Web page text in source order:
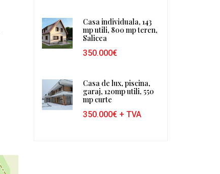
Casa individuala, 143
mp utili, 800 mp teren,
Salicea
350.000€
Casa de lux, piscina,
garaj, 120mp utili, 550
mp curte
350.000€+ TVA